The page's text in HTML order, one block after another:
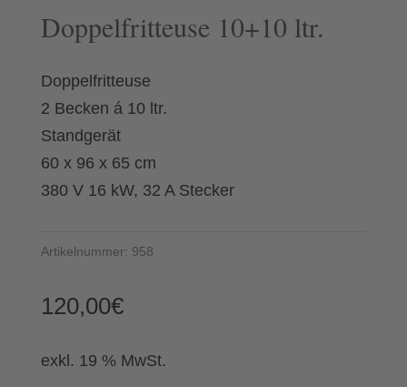
Doppelfritteuse 10+10 ltr.
Doppelfritteuse
2 Becken á 10 ltr.
Standgerät
60 x 96 x 65 cm
380 V 16 kW, 32 A Stecker
Artikelnummer: 958
120,00€
exkl. 19 % MwSt.